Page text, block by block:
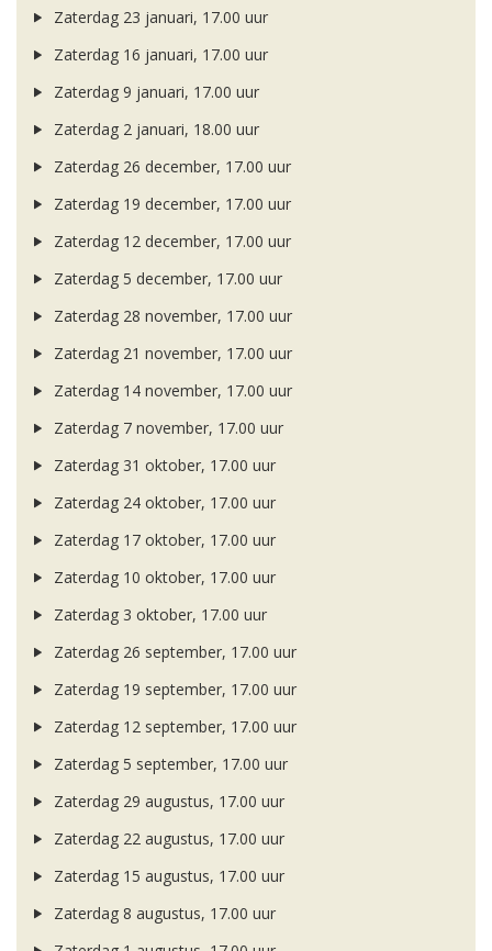
Zaterdag 23 januari, 17.00 uur
Zaterdag 16 januari, 17.00 uur
Zaterdag 9 januari, 17.00 uur
Zaterdag 2 januari, 18.00 uur
Zaterdag 26 december, 17.00 uur
Zaterdag 19 december, 17.00 uur
Zaterdag 12 december, 17.00 uur
Zaterdag 5 december, 17.00 uur
Zaterdag 28 november, 17.00 uur
Zaterdag 21 november, 17.00 uur
Zaterdag 14 november, 17.00 uur
Zaterdag 7 november, 17.00 uur
Zaterdag 31 oktober, 17.00 uur
Zaterdag 24 oktober, 17.00 uur
Zaterdag 17 oktober, 17.00 uur
Zaterdag 10 oktober, 17.00 uur
Zaterdag 3 oktober, 17.00 uur
Zaterdag 26 september, 17.00 uur
Zaterdag 19 september, 17.00 uur
Zaterdag 12 september, 17.00 uur
Zaterdag 5 september, 17.00 uur
Zaterdag 29 augustus, 17.00 uur
Zaterdag 22 augustus, 17.00 uur
Zaterdag 15 augustus, 17.00 uur
Zaterdag 8 augustus, 17.00 uur